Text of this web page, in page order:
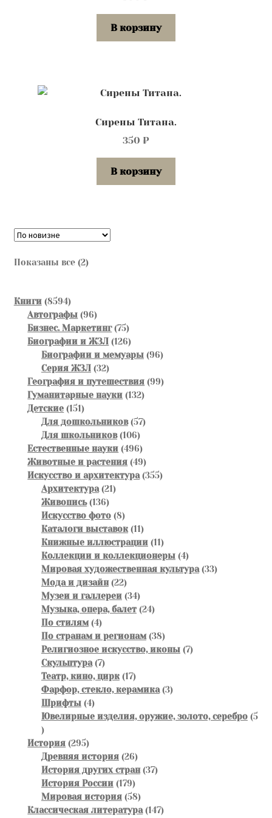
В корзину
Сирены Титана.
350 ₽
В корзину
Показаны все (2)Сортировка:
Книги 85948594
товара
Автографы 9696
товаров
Бизнес. Маркетинг 7575
товаров
Биографии и ЖЗЛ 126126
товаров
Биографии и мемуары 9696
Серия ЖЗЛ 3232
товара
География и путешествия 9999
Гуманитарные науки 132132
Детские 151151
товар
Для дошкольников 5757
Для школьников 106106
товаров
Естественные науки 496496
товаров
Животные и растения 4949
товаров
Искусство и архитектура 355355
Архитектура 2121
Живопись 136136
товаров
Искусство фото 88
товаров
Каталоги выставок 1111
товаров
Книжные иллюстрации 1111
товаров
Коллекции и коллекционеры 44
товара
Мировая художественная культура 3333
Мода и дизайн 2222
товара
Музеи и галлереи 3434
товара
Музыка, опера, балет 2424
По стилям 44
товара
По странам и регионам 3838
товаров
Религиозное искусство, иконы 77
Скульптура 77
товаров
Театр, кино, цирк 1717
товаров
Фарфор, стекло, керамика 33
Шрифты 44
товара
Ювелирные изделия, оружие, золото, серебро 5
5
товаров
История 295295
товаров
Древняя история 2626
товаров
История других стран 3737
История России 179179
товаров
Мировая история 5858
товаров
Классическая литература 147147